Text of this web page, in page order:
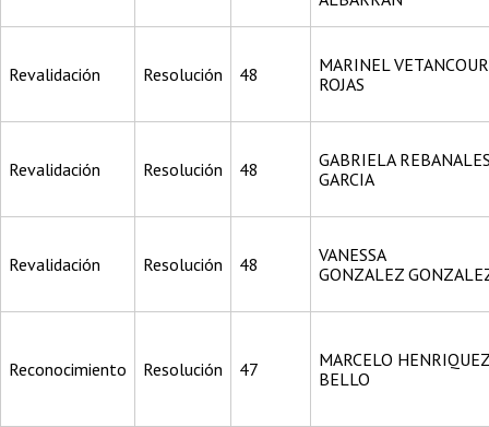
Revalidación Resolución 48
MARINEL
ROJAS
Revalidación Resolución 48
GABRIELA
GARCIA
Revalidación Resolución 48
VANESSA
GONZALEZ
Reconocimiento Resolución 47
MARCELO
BELLO